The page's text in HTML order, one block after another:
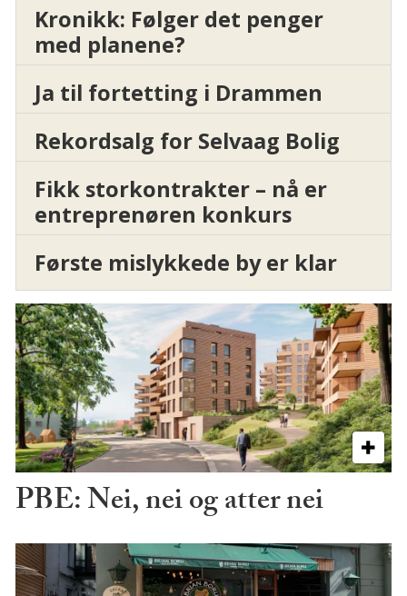
Kronikk: Følger det penger
med planene?
Ja til fortetting i Drammen
Rekordsalg for Selvaag Bolig
Fikk storkontrakter – nå er
entreprenøren konkurs
Første mislykkede by er klar
PBE: Nei, nei og atter nei